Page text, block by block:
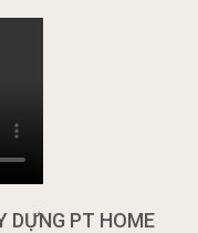
DỰNG PT HOME